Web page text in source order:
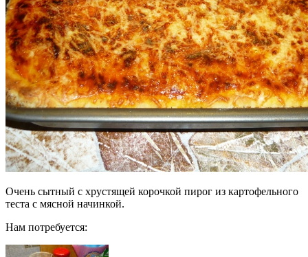
Очень сытный с хрустящей корочкой пирог из картофельного
теста с мясной начинкой.
Нам потребуется: